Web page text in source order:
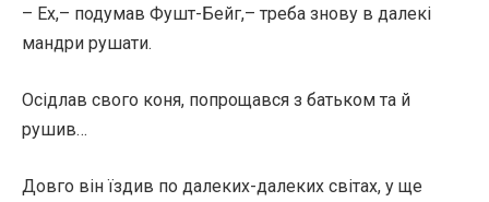
– Ех,– подумав Фушт-Бейг,– треба знову в далекі
мандри рушати.
Осідлав свого коня, попрощався з батьком та й
рушив…
Довго він їздив по далеких-далеких світах, у ще